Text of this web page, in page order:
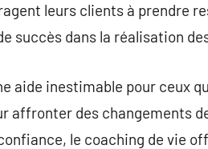
leurs clients à prendre
succès dans la réalisation
aide inestimable pour ceux
affronter des changements
le coaching de vie